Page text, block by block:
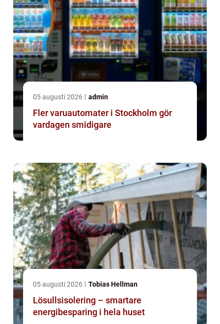
05 augusti 2026 admin
Fler varuautomater i Stockholm gör
vardagen smidigare
05 augusti 2026 Tobias Hellman
Lösullsisolering – smartare
energibesparing i hela huset